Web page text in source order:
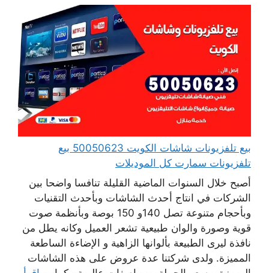
بيع تلفزيونات شاشات الكويت 50050623 بيع
تلفزيونات سمارت كل الموديلات
أصبح خلال السنوات الماضية القليلة تنافسا واضحا بين
الشركات في انتاج أحدث الشاشات وبأحدث التقنيات
وبأحجام متنوعة تصل 140و 150 بوصة وبأنظمة صوت
قوية وصورة والوان طبيعية تشعر العميل وكانه يطل من
نافذة ليرى الطبيعة بألوانها الزاهية و الإضاءة الساطعة
المميزة. ولدى شركتنا عدة عروض على هذه الشاشات